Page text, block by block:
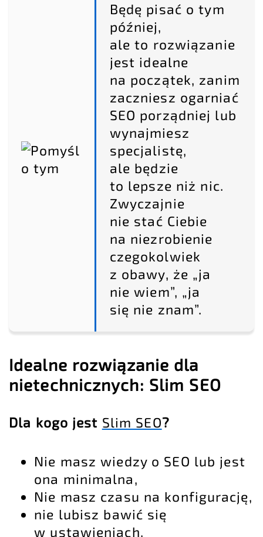
Będę pisać o tym
później,
ale to rozwiązanie
jest idealne
na początek, zanim
zaczniesz ogarniać
SEO porządniej lub
wynajmiesz
specjalistę,
ale będzie
to lepsze niż nic.
Zwyczajnie
nie stać Ciebie
na niezrobienie
czegokolwiek
z obawy, że „ja
nie wiem”, „ja
się nie znam”.
Idealne rozwiązanie dla
nietechnicznych: Slim SEO
Dla kogo jest Slim SEO?
Nie masz wiedzy o SEO lub jest
ona minimalna,
Nie masz czasu na konfigurację,
nie lubisz bawić się
w ustawieniach,